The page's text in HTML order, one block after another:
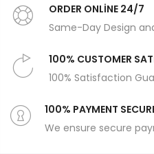
ORDER ONLİNE 24/7
Same-Day Design
100% CUSTOMER
100% Satisfaction
100% PAYMENT
We ensure secure